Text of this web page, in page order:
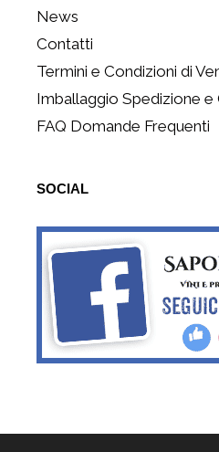
News
Contatti
Termini e Condizioni di
Imballaggio Spedizione e
FAQ Domande Frequenti
SOCIAL